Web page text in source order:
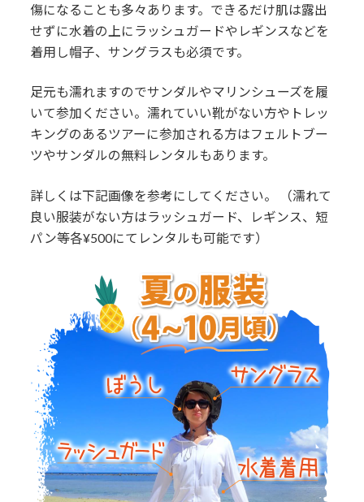
傷になることも多々あります。できるだけ肌は露出
せずに水着の上にラッシュガードやレギンスなどを
着用し帽子、サングラスも必須です。
足元も濡れますのでサンダルやマリンシューズを履
いて参加ください。濡れていい靴がない方やトレッ
キングのあるツアーに参加される方はフェルトブー
ツやサンダルの無料レンタルもあります。
詳しくは下記画像を参考にしてください。 （濡れて
良い服装がない方はラッシュガード、レギンス、短
パン等各¥500にてレンタルも可能です）